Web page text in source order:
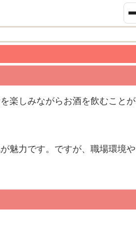
楽しみながらお酒を飲むことが
魅力です。ですが、職場環境や